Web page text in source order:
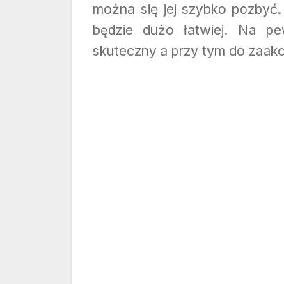
można się jej szybko
będzie dużo łatwiej. Na
skuteczny a przy tym do